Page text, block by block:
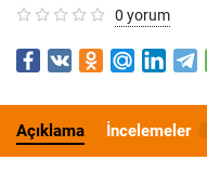
0 yorum
Açıklama İncelemeler